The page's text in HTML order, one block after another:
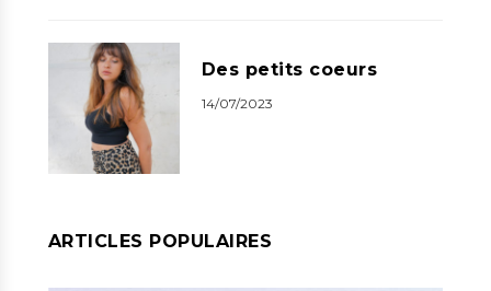
Des petits coeurs
14/07/2023
ARTICLES POPULAIRES